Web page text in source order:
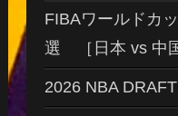
FIBAワールドカ
選 ［日本 vs 中
2026 NBA DRAFT